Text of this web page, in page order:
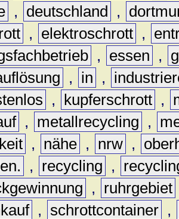
, deutschland ,
, elektroschrott ,
, essen ,
, in ,
, kupferschrott ,
, metallrecycling ,
, nähe , nrw ,
, recycling ,
, ruhrgebiet
, schrottcontainer ,